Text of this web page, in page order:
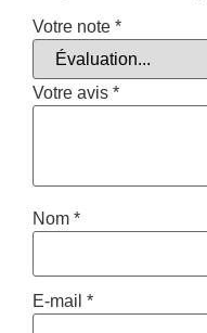
Votre note *
Votre avis *
Nom *
E-mail *